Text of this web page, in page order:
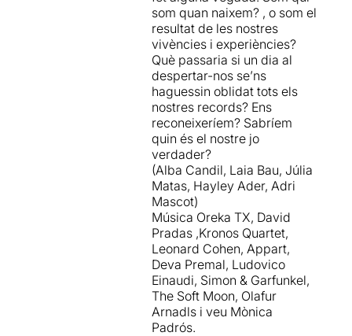
som quan naixem? , o som el
resultat de les nostres
vivències i experiències?
Què passaria si un dia al
despertar-nos se’ns
haguessin oblidat tots els
nostres records? Ens
reconeixeríem? Sabríem
quin és el nostre jo
verdader?
(Alba Candil, Laia Bau, Júlia
Matas, Hayley Ader, Adri
Mascot)
Música Oreka TX, David
Pradas ,Kronos Quartet,
Leonard Cohen, Appart,
Deva Premal, Ludovico
Einaudi, Simon & Garfunkel,
The Soft Moon, Olafur
Arnadls i veu Mònica
Padrós.